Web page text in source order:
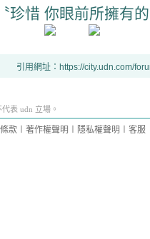
珍惜 你眼前所擁有
引用網址：https://city.udn.com/
表 udn 立場。
款 著作權聲明 隱私權聲明 客服